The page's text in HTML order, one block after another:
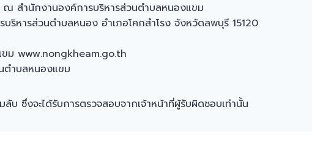
ณ สำนักงานองค์การบริหารส่วนตำบลหนองแขม
หารส่วนตำบลหนอง อำเภอโคกสำโรง จังหวัดลพบุรี 15120
ขม www.nongkheam.go.th
ตำบลหนองแขม
บ ซึ่งจะได้รับการตรวจสอบจากเจ้าหน้าที่ผู้รับผิดชอบเท่านั้น